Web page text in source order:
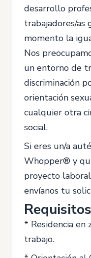
desarrollo
trabajadores/as
momento la
Nos
un entorno de
discriminación
orientación
cualquier otra
social.
Si eres un/a
Whopper® y
proyecto
envíanos tu
* Residencia en
trabajo.